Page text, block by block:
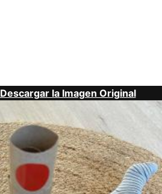
Descargar la Imagen Original